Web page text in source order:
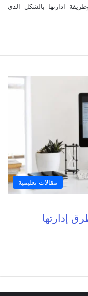
ادارتها بالشكل الذي
مقالات تعليمية
إدارتها